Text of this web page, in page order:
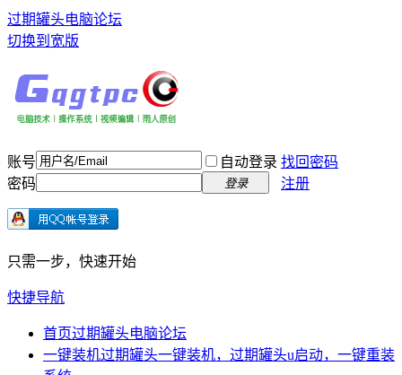
过期罐头电脑论坛
切换到宽版
账号 自动登录 找回密码
密码
登录 注册
只需一步，快速开始
快捷导航
首页过期罐头电脑论坛
一键装机过期罐头一键装机，过期罐头u启动，一键重装